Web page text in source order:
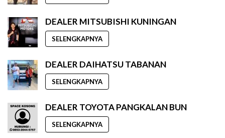
DEALER MITSUBISHI KUNINGAN
SELENGKAPNYA
DEALER DAIHATSU TABANAN
SELENGKAPNYA
DEALER TOYOTA PANGKALAN BUN
SELENGKAPNYA